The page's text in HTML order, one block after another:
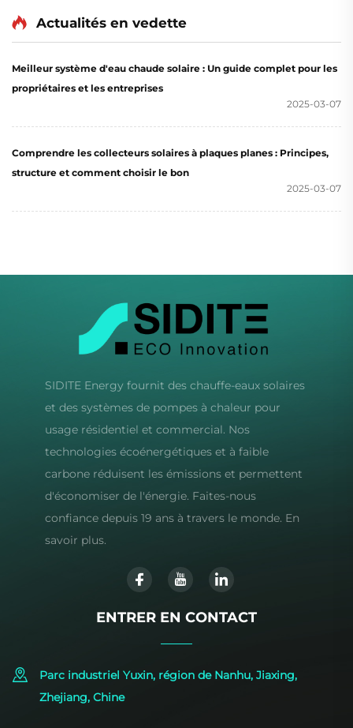
Chauffe-Eau Solaire
pour Maison
Actualités en vedette
Meilleur système d'eau chaude solaire : Un guide complet pour les
propriétaires et les entreprises
2025-03-07
Comprendre les collecteurs solaires à plaques planes : Principes,
structure et comment choisir le bon
2025-03-07
SIDITE Energy fournit des chauffe-eaux solaires
et des systèmes de pompes à chaleur pour
usage résidentiel et commercial. Nos
technologies écoénergétiques et à faible
carbone réduisent les émissions et permettent
d'économiser de l'énergie. Faites-nous
confiance depuis 19 ans à travers le monde. En
savoir plus.
ENTRER EN CONTACT
Parc industriel Yuxin, région de Nanhu, Jiaxing,
Zhejiang, Chine